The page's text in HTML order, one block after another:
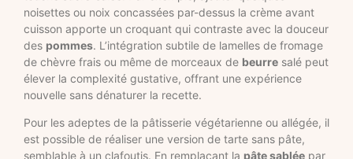
noisettes ou noix concassées par-dessus la crème avant
cuisson apporte un croquant qui contraste avec la douceur
des pommes. L’intégration subtile de lamelles de fromage
de chèvre frais ou même de morceaux de beurre salé peut
élever la complexité gustative, offrant une expérience
nouvelle sans dénaturer la recette.
Pour les adeptes de la pâtisserie végétarienne ou allégée, il
est possible de réaliser une version de tarte sans pâte,
semblable à un clafoutis. En remplaçant la pâte sablée par